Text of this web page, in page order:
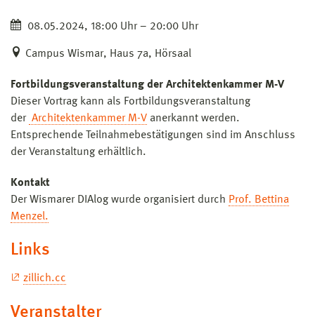
08.05.2024, 18:00 Uhr – 20:00 Uhr
Campus Wismar, Haus 7a, Hörsaal
Fortbildungsveranstaltung der Architektenkammer M-V
Dieser Vortrag kann als Fortbildungsveranstaltung
der Architektenkammer M-V anerkannt werden.
Entsprechende Teilnahmebestätigungen sind im Anschluss
der Veranstaltung erhältlich.
Kontakt
Der Wismarer DIAlog wurde organisiert durch Prof. Bettina
Menzel.
Links
zillich.cc
Veranstalter